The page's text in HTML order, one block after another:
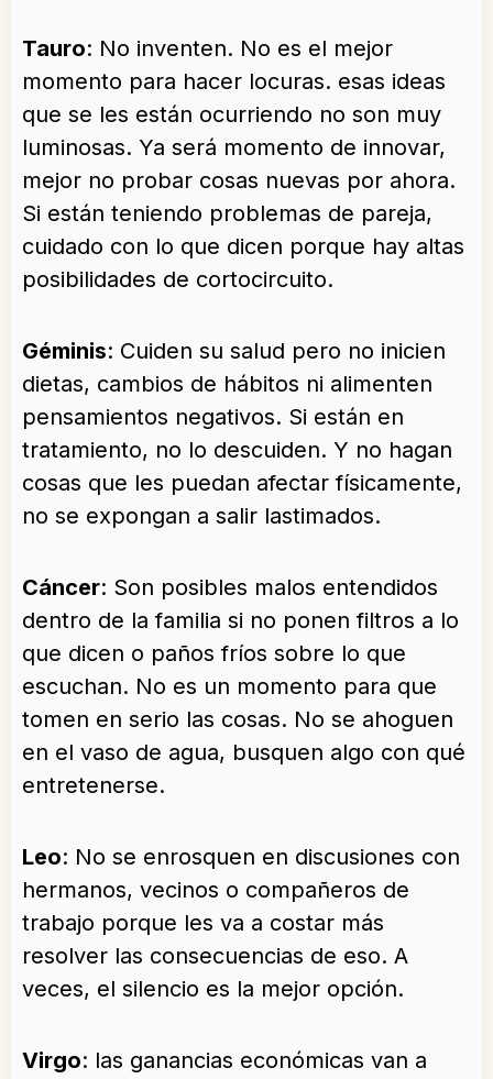
Tauro: No inventen. No es el mejor
momento para hacer locuras. esas ideas
que se les están ocurriendo no son muy
luminosas. Ya será momento de innovar,
mejor no probar cosas nuevas por ahora.
Si están teniendo problemas de pareja,
cuidado con lo que dicen porque hay altas
posibilidades de cortocircuito.
Géminis: Cuiden su salud pero no inicien
dietas, cambios de hábitos ni alimenten
pensamientos negativos. Si están en
tratamiento, no lo descuiden. Y no hagan
cosas que les puedan afectar físicamente,
no se expongan a salir lastimados.
Cáncer: Son posibles malos entendidos
dentro de la familia si no ponen filtros a lo
que dicen o paños fríos sobre lo que
escuchan. No es un momento para que
tomen en serio las cosas. No se ahoguen
en el vaso de agua, busquen algo con qué
entretenerse.
Leo: No se enrosquen en discusiones con
hermanos, vecinos o compañeros de
trabajo porque les va a costar más
resolver las consecuencias de eso. A
veces, el silencio es la mejor opción.
Virgo: las ganancias económicas van a